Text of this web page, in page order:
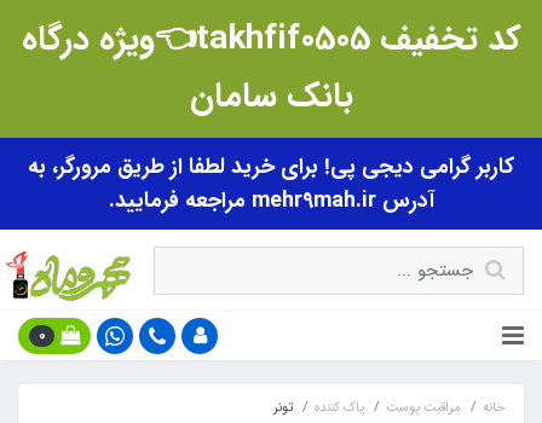
کد تخفیف takhfif0505👈ویژه درگاه
بانک سامان
کاربر گرامی دیجی پی! برای خرید لطفا از طریق مرورگر، به
آدرس mehr9mah.ir مراجعه فرمایید.
0
خانه مراقبت پوست پاک کننده تونر